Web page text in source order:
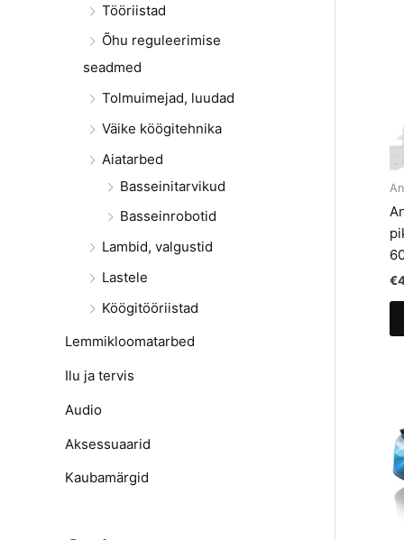
Tööriistad
Õhu reguleerimise
seadmed
Tolmuimejad, luudad
Väike köögitehnika
Aiatarbed
Basseinitarvikud
Basseinrobotid
Lambid, valgustid
Lastele
Köögitööriistad
Lemmikloomatarbed
Ilu ja tervis
Audio
Aksessuaarid
Kaubamärgid
€